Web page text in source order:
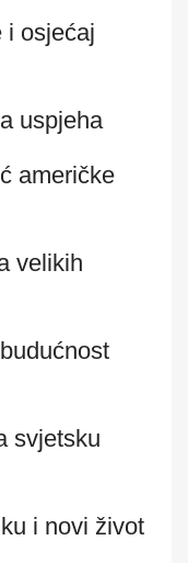
i osjećaj
uspjeha
američke
velikih
svjetsku
i novi život